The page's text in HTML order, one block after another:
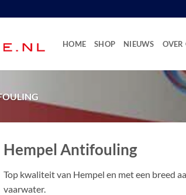
HOME SHOP NIEUWS OVER
Hempel Antifouling
Top kwaliteit van Hempel en met een breed
vaarwater.